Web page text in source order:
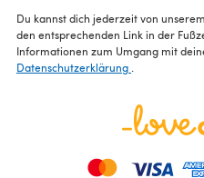
Du kannst dich jederzeit von
den entsprechenden Link in der
Informationen zum Umgang mit
Datenschutzerklärung